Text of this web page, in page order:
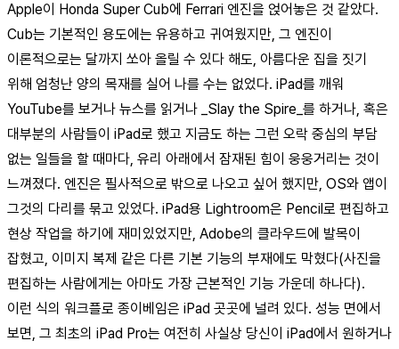
Apple이 Honda Super Cub에 Ferrari 엔진을 얹어놓은 것 같았다.
Cub는 기본적인 용도에는 유용하고 귀여웠지만, 그 엔진이
이론적으로는 달까지 쏘아 올릴 수 있다 해도, 아름다운 집을 짓기
위해 엄청난 양의 목재를 실어 나를 수는 없었다. iPad를 깨워
YouTube를 보거나 뉴스를 읽거나 _Slay the Spire_를 하거나, 혹은
대부분의 사람들이 iPad로 했고 지금도 하는 그런 오락 중심의 부담
없는 일들을 할 때마다, 유리 아래에서 잠재된 힘이 웅웅거리는 것이
느껴졌다. 엔진은 필사적으로 밖으로 나오고 싶어 했지만, OS와 앱이
그것의 다리를 묶고 있었다. iPad용 Lightroom은 Pencil로 편집하고
현상 작업을 하기에 재미있었지만, Adobe의 클라우드에 발목이
잡혔고, 이미지 복제 같은 다른 기본 기능의 부재에도 막혔다(사진을
편집하는 사람에게는 아마도 가장 근본적인 기능 가운데 하나다).
이런 식의 워크플로 종이베임은 iPad 곳곳에 널려 있다. 성능 면에서
보면, 그 최초의 iPad Pro는 여전히 사실상 당신이 iPad에서 원하거나